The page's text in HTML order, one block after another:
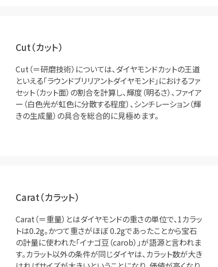
Cut（カット）
Cut（＝研磨技術）については、ダイヤモンドカットの王道
といえる「ラウンドブリリアントダイヤモンド」におけるファ
セット（カット面）の割合を計算し、輝度（明るさ）、ファイア
ー（白色光が虹色に分散する程度）、シンチレーション（輝
きの生成量）の具合を総合的に見極めます。
Carat（カラット）
Carat（＝重量）とはダイヤモンドの重さの単位で、1カラッ
トは0.2g。かつて重さがほぼ 0.2gであったことから宝石
の計量に使われた「イナゴ豆（carob）」が語源と言われま
す。カラット以外の条件が同じダイヤは、カラット数が大き